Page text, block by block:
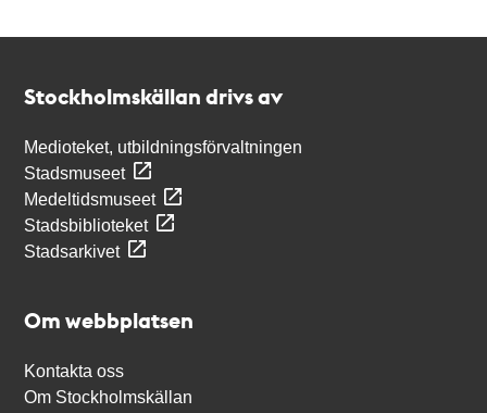
Stockholmskällan drivs av
Medioteket, utbildningsförvaltningen
Stadsmuseet
Medeltidsmuseet
Stadsbiblioteket
Stadsarkivet
Om webbplatsen
Kontakta oss
Om Stockholmskällan